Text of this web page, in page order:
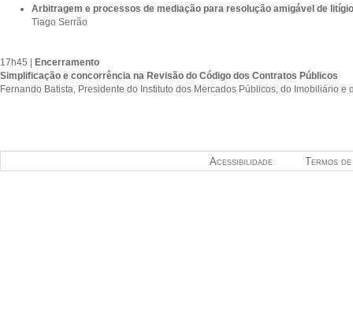
Arbitragem e processos de mediação para resolução amigável de
Tiago Serrão
17h45 |
Encerramento
Simplificação e concorrência na Revisão do Código dos Contratos Públicos
Fernando Batista, Presidente do Instituto dos Mercados Públicos, do Imobiliário e
Termos
Acessibilidade